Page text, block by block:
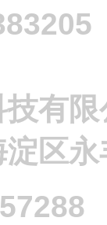
有限
区